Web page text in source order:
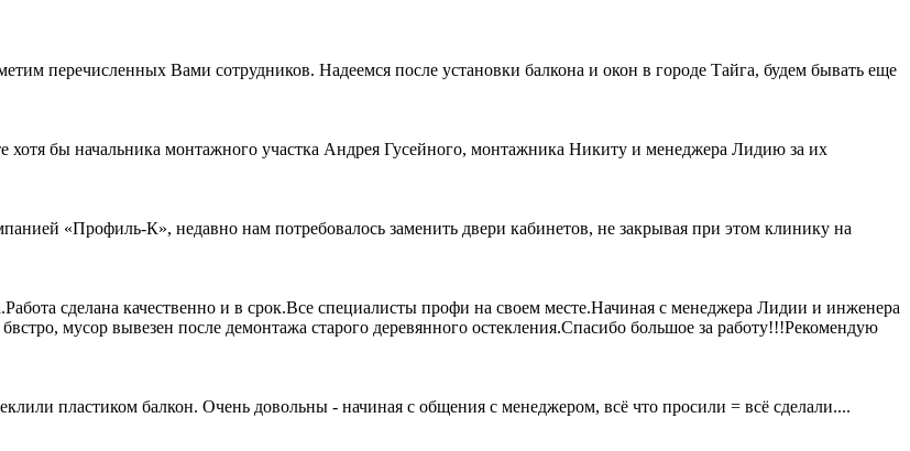
перечисленных Вами сотрудников. Надеемся после установки балкона и окон в городе Тайга, будем бывать еще
бы начальника монтажного участка Андрея Гусейного, монтажника Никиту и менеджера Лидию за их
«Профиль-К», недавно нам потребовалось заменить двери кабинетов, не закрывая при этом клинику на
сделана качественно и в срок.Все специалисты профи на своем месте.Начиная с менеджера Лидии и инженера
мусор вывезен после демонтажа старого деревянного остекления.Спасибо большое за работу!!!Рекомендую
пластиком балкон. Очень довольны - начиная с общения с менеджером, всё что просили = всё сделали....